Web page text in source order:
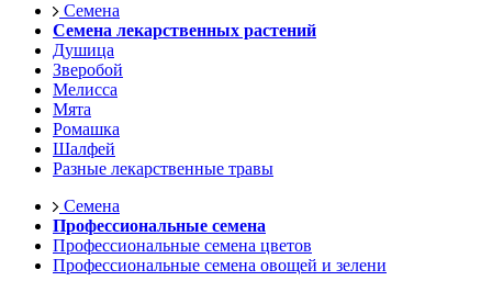
Семена
Семена лекарственных растений
Душица
Зверобой
Мелисса
Мята
Ромашка
Шалфей
Разные лекарственные травы
Семена
Профессиональные семена
Профессиональные семена цветов
Профессиональные семена овощей и зелени